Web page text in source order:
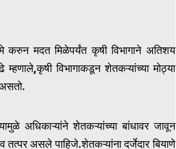
करुन मदत मिळेपर्यंत कृषी विभागाने अतिशय
विभागाकडून शेतकऱ्यांच्या मोठ्या
असतो.
अधिकाऱ्यांने शेतकऱ्यांच्या बांधावर जावून
तत्पर असले पाहिजे.शेतकऱ्यांना दर्जेदार बियाणे